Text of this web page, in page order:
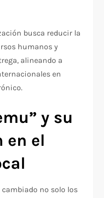
busca reducir la
humanos y
alineando a
en
y su
en el
no solo los